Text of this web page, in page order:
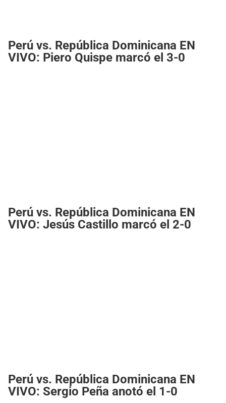
Perú vs. República Dominicana EN
VIVO: Piero Quispe marcó el 3-0
Perú vs. República Dominicana EN
VIVO: Jesús Castillo marcó el 2-0
Perú vs. República Dominicana EN
VIVO: Sergio Peña anotó el 1-0